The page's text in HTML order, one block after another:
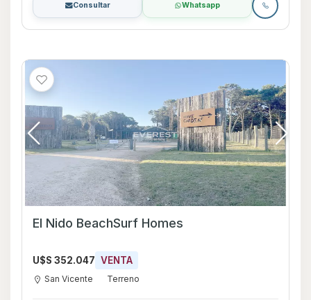
Consultar Whatsapp
El Nido BeachSurf Homes
U$S 352.047 VENTA
San Vicente Terreno